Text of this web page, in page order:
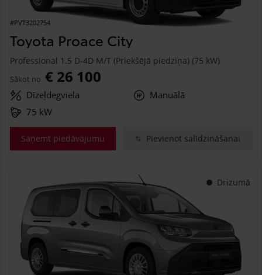
#PVT3202754
Toyota Proace City
Professional 1.5 D-4D M/T (Priekšējā piedziņa) (75 kW)
Sākot no € 26 100
Dīzeļdegviela
Manuālā
75 kW
Saņemt piedāvājumu Pievienot salīdzināšanai
Drīzumā